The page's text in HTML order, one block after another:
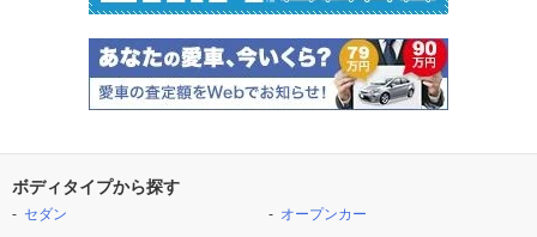
ボディタイプから探す
セダン
オープンカー